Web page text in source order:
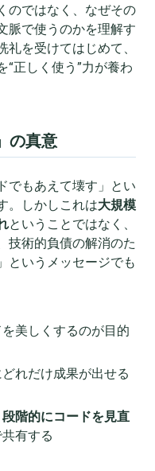
のではなく、なぜその
脈で使うのかを理解す
を受けてはじめて、
“正しく使う”力が養わ
の真意
でもあえて壊す」とい
。しかしこれは大規模
ということではなく、
技術的負債の解消のた
というメッセージでも
美しくするのが目的
れだけ成果が出せる
段階的にコードを見直
有する